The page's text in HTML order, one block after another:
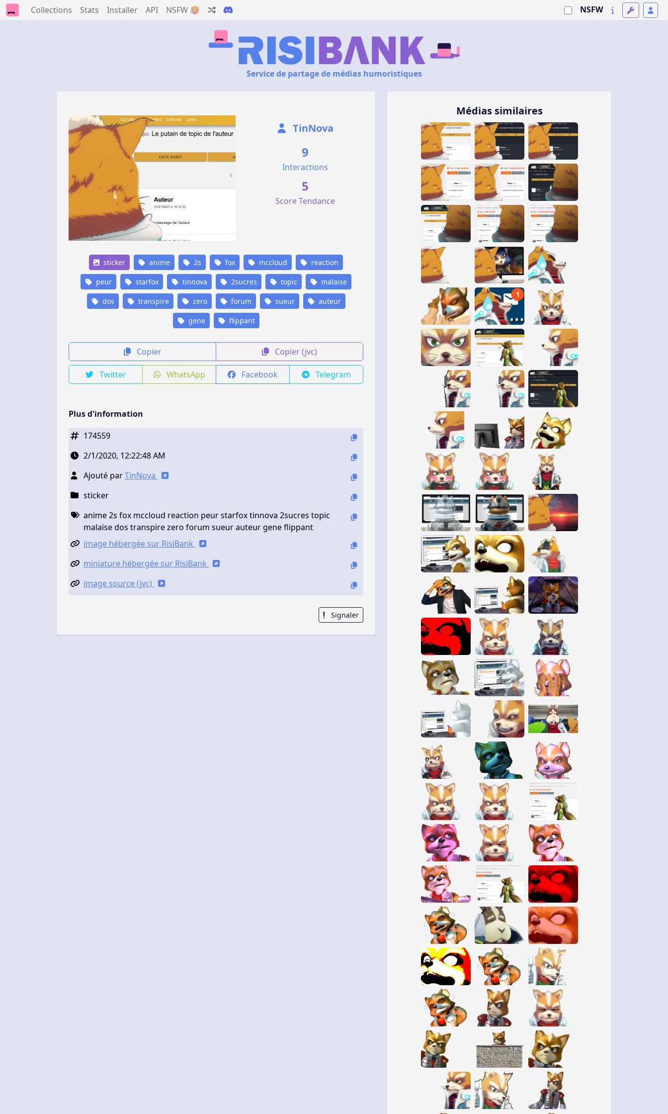
Collections Stats Installer API NSFW 🥵 NSFW
Service de partage de médias humoristiques
TinNova
9
Interactions
5
Score Tendance
sticker anime 2s fox mccloud reaction
peur starfox tinnova 2sucres topic malaise
dos transpire zero forum sueur auteur
gene flippant
Copier Copier (jvc)
Twitter WhatsApp Facebook Telegram
Plus d'information
174559
2/1/2020, 12:22:48 AM
Ajouté parTinNova
sticker
anime 2s fox mccloud reaction peur starfox tinnova 2sucres topic
malaise dos transpire zero forum sueur auteur gene flippant
image hébergée sur RisiBank
miniature hébergée sur RisiBank
image source (jvc)
Signaler
Médias similaires